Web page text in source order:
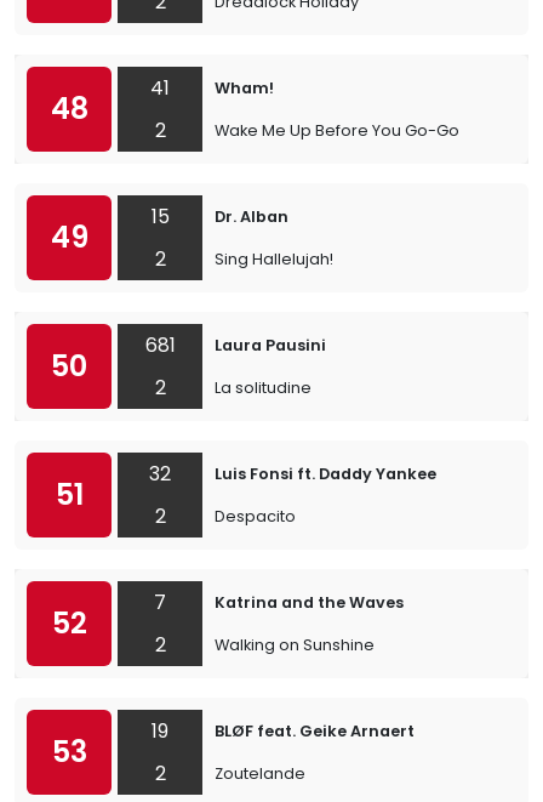
48
41
2
Wham!
Wake Me Up Before You Go-Go
49
15
2
Dr. Alban
Sing Hallelujah!
50
681
2
Laura Pausini
La solitudine
51
32
2
Luis Fonsi ft. Daddy Yankee
Despacito
52
7
2
Katrina and the Waves
Walking on Sunshine
53
19
2
BLØF feat. Geike Arnaert
Zoutelande